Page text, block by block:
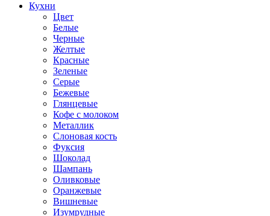
Кухни
Цвет
Белые
Черные
Желтые
Красные
Зеленые
Серые
Бежевые
Глянцевые
Кофе с молоком
Металлик
Слоновая кость
Фуксия
Шоколад
Шампань
Оливковые
Оранжевые
Вишневые
Изумрудные